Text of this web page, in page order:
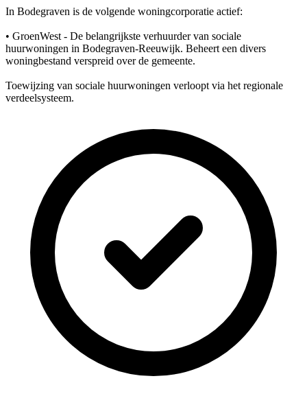
In Bodegraven is de volgende woningcorporatie actief:
• GroenWest - De belangrijkste verhuurder van sociale
huurwoningen in Bodegraven-Reeuwijk. Beheert een divers
woningbestand verspreid over de gemeente.
Toewijzing van sociale huurwoningen verloopt via het regionale
verdeelsysteem.